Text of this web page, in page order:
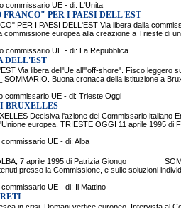
commissario UE - di: L'Unita
PER I PAESI DELL'EST
PER I PAESI DELL'EST Via libera dalla
commissione europea alla creazione a Trieste di
commissario UE - di: La Repubblica
DELL'EST
Via libera dell'Ue all'"off-shore". Fisco leggero
SOMMARIO. Buona cronaca della istituzione a
commissario UE - di: Trieste Oggi
BRUXELLES
Decisiva l'azione del Commissario italiano
europea. TRIESTE OGGI 11 aprile 1995 di
UE - di: Alba
7 aprile 1995 di Patrizia Giongo ________
presso la Commissione, e sulle soluzioni
UE - di: Il Mattino